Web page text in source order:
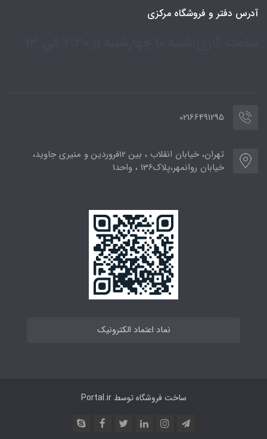
آدرس دفتر و فروشگاه مرکزی
02166491295
تهران، خیابان انقلاب ، بین 12فروردین و منیری جاوید،
خیابان روانمهر،پلاک136 ، واحد1
نماد اعتماد الکترونیک
ساخت فروشگاه توسطPortal.ir